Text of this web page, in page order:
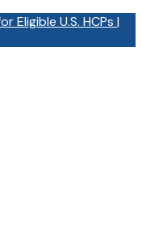
Eligible U.S. HCPs |